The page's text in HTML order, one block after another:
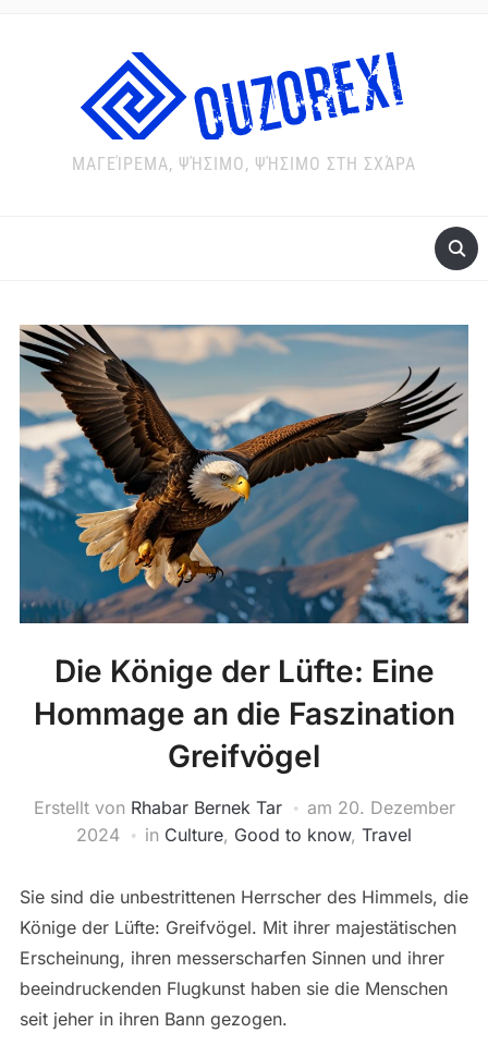
ΜΑΓΕΊΡΕΜΑ, ΨΉΣΙΜΟ, ΨΉΣΙΜΟ ΣΤΗ ΣΧΆΡΑ
Die Könige der Lüfte: Eine
Hommage an die Faszination
Greifvögel
Erstellt von Rhabar Bernek Tar am 20. Dezember
2024
in Culture, Good to know, Travel
Sie sind die unbestrittenen Herrscher des Himmels, die
Könige der Lüfte: Greifvögel. Mit ihrer majestätischen
Erscheinung, ihren messerscharfen Sinnen und ihrer
beeindruckenden Flugkunst haben sie die Menschen
seit jeher in ihren Bann gezogen.